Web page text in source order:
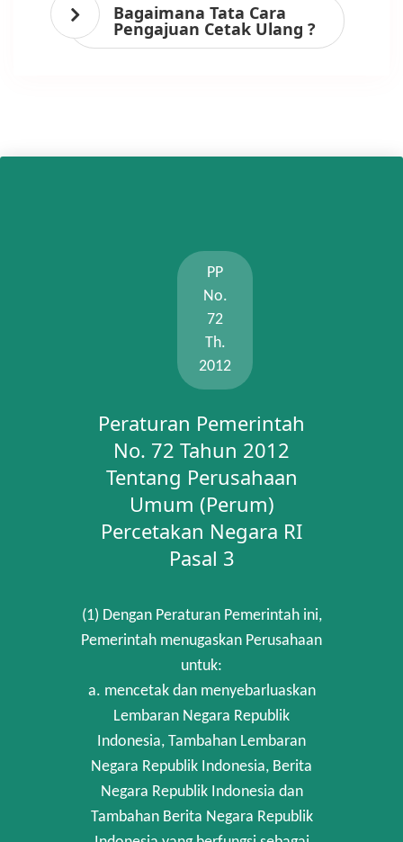
Bagaimana Tata Cara
Pengajuan Cetak Ulang ?
PP
No.
72
Th.
2012
Peraturan Pemerintah
No. 72 Tahun 2012
Tentang Perusahaan
Umum (Perum)
Percetakan Negara RI
Pasal 3
(1) Dengan Peraturan Pemerintah ini,
Pemerintah menugaskan Perusahaan
untuk:
a. mencetak dan menyebarluaskan
Lembaran Negara Republik
Indonesia, Tambahan Lembaran
Negara Republik Indonesia, Berita
Negara Republik Indonesia dan
Tambahan Berita Negara Republik